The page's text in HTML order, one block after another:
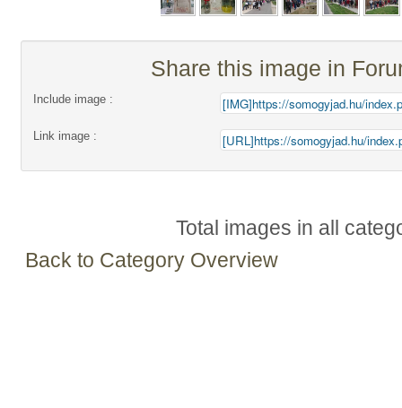
Share this image in
Include image :
Link image :
Total images in all
Back to Category Overview